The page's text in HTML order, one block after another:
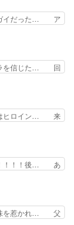
ついにくれあ
にな… プレゼン
… 玲夜さまサ
… 玲夜から柚子
歳になるま
（cv石田彰）
ガイだった… ア
んはい… 影森の
のに… 今回はも
怒… ユルと戦っ
… しかしアサ
とひっかけが
ウが従える大
ラを信じた… 回
ず、モ… ドレゲ
なり… ドレゲネ
タ… 年上旦那が
… ダイルの儀式
に悲しい過
ゲネとシタ
はヒロイン… 来
クラス… 付き合
みが… と一歩ず
の… ツインテー
… しかも過去も
「怪獣に憧れ
分はどちらな
！！！！後… あ
きたこ… 声優ま
ビオラの策略
信あれば評価
バーチャルだけ
味を惹かれ… 父